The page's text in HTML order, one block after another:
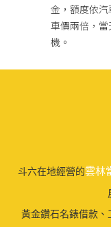
金，額度依
車價兩倍，
機。
斗六在地經營的雲林
黃金鑽石名錶借款